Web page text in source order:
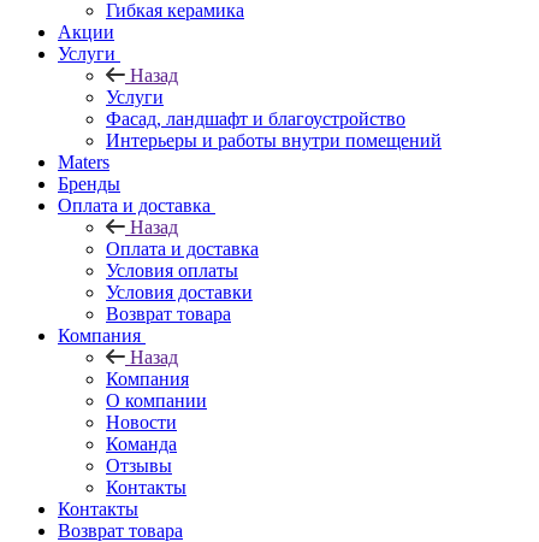
Гибкая керамика
Акции
Услуги
Назад
Услуги
Фасад, ландшафт и благоустройство
Интерьеры и работы внутри помещений
Maters
Бренды
Оплата и доставка
Назад
Оплата и доставка
Условия оплаты
Условия доставки
Возврат товара
Компания
Назад
Компания
О компании
Новости
Команда
Отзывы
Контакты
Контакты
Возврат товара